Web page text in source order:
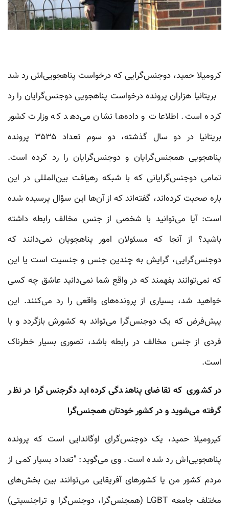
کرومیلا حمید، دوجنس‌گرایی که درخواست پناهجویی‌اش رد شد
بریتانیا هزاران پرونده درخواست پناهجویی دوجنس‌گرایان را رد
کرده است. اطلاعات و داده‌ها نشان می‌دهد که وزارت کشور
بریتانیا در دو سال گذشته، دو سوم تعداد ۳۵۳۵ پرونده
پناهجویی همجنس‌‌گرایان و دوجنس‌گرایان را رد کرده است.
تمامی دوجنس‌گرایانی که با شبکه رهیافت بین‌المللی در این
باره صحبت کرده‌اند، گفته‌اند که از آن‌ها این سؤال پرسیده شده
است: آیا می‌توانید با شخصی از جنس مخالف رابطه داشته
باشید؟ از آنجا که مسئولان امور پناهجویان نمی‌دانند که
دوجنس‌گرایی، گرایش به چندین جنس و جنسیت است یا این
که نمی‌توانند بفهمند که در واقع شما نمی‌دانید عاشق چه کسی
خواهید شد، بسیاری از پرونده‌های واقعی را رد می‌کنند. این
پیش‌فرض که یک دوجنس‌گرا می‌تواند به کشورش بازگردد و با
فردی از جنس مخالف در رابطه باشد، تصوری بسیار خطرناک
است.
در کشوری که تقاضای پناهندگی کرده‌اید دگرجنس‌گرا در نظر
گرفته می‌شوید و در کشور خودتان همجنس‌گرا
کیرومیلا حمید، یک دوجنس‌گرای اوگاندایی است که پرونده
پناهجویی‌اش رد شده است. وی می‌گوید: "تعداد بسیار کمی از
مردم کشور من یا کشورهای آفریقایی می‌توانند بین بخش‌های
مختلف جامعه LGBT (همجنس‌گرا، دوجنس‌گرا و تراجنسیتی)